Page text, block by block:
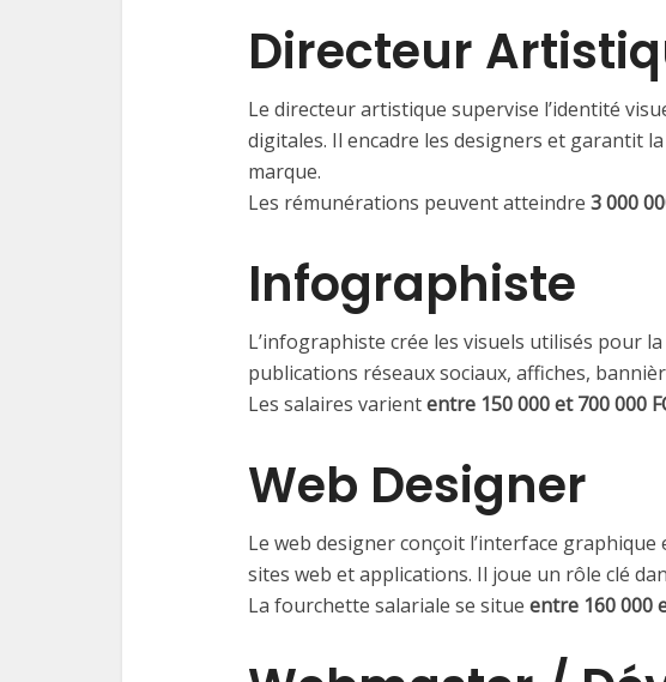
Directeur
Le directeur artistique supervise l’identité
digitales. Il encadre les designers et garantit
marque.
Les rémunérations peuvent atteindre 3 000
Infographiste
L’infographiste crée les visuels utilisés pour
publications réseaux sociaux, affiches,
Les salaires variententre 150 000 et 700 000
Web Designer
Le web designer conçoit l’interface graphique
sites web et applications. Il joue un rôle clé
La fourchette salariale se situe entre 160 000